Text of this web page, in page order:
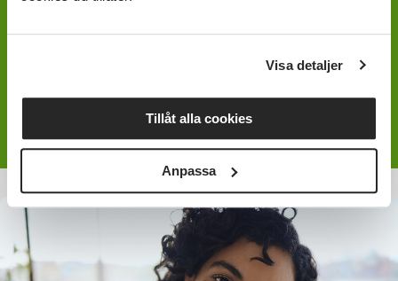
Visa detaljer
Tillåt alla cookies
Anpassa
att komma igång.